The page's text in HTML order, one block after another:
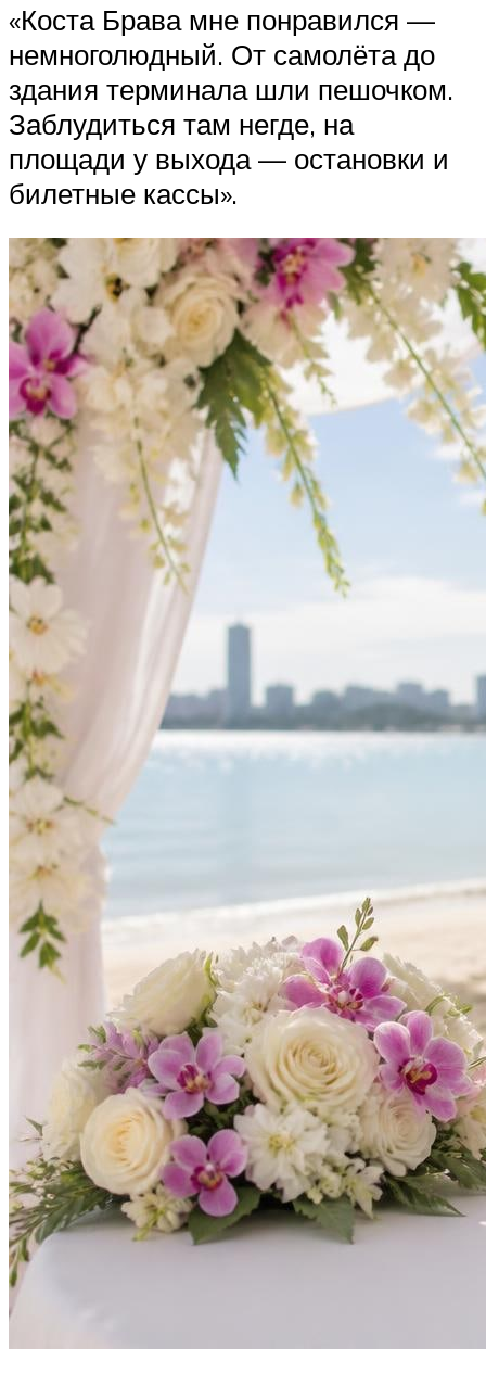
«Коста Брава мне понравился —
немноголюдный. От самолёта до
здания терминала шли пешочком.
Заблудиться там негде, на
площади у выхода — остановки и
билетные кассы».